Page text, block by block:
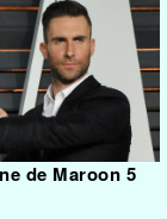
de Maroon 5